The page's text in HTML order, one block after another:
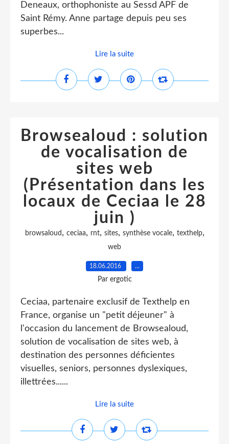
Deneaux, orthophoniste au Sessd APF de
Saint Rémy. Anne partage depuis peu ses
superbes...
Lire la suite
Browsealoud : solution
de vocalisation de
sites web
(Présentation dans les
locaux de Ceciaa le 28
juin )
browsaloud , ceciaa, rnt, sites, synthèse vocale, texthelp,
web
18.06.2016 …
Par ergotic
Ceciaa, partenaire exclusif de Texthelp en
France, organise un "petit déjeuner" à
l'occasion du lancement de Browsealoud,
solution de vocalisation de sites web, à
destination des personnes déficientes
visuelles, seniors, personnes dyslexiques,
illettrées......
Lire la suite